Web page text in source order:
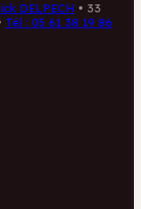
DELPECH • 33
Tél : 05 61 38 19 86